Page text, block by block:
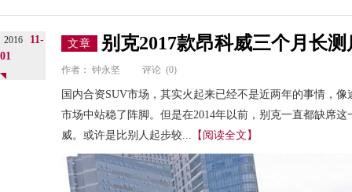
2016
11-
01
文章 别克2017款昂科威三个月长测
作者： 钟永坚 评论 (0)
国内合资SUV市场，其实火起来已经不是近两年的事情，
市场中站稳了阵脚。但是在2014年以前，别克一直都缺席
威。或许是比别人起步较... 【阅读全文】